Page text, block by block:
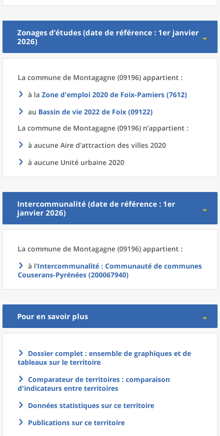
Zonages d’études (date de référence : 1er janvier
2026)
La commune de Montagagne (09196) appartient :
à la Zone d'emploi 2020 de Foix-Pamiers (7612)
au Bassin de vie 2022 de Foix (09122)
La commune de Montagagne (09196) n’appartient :
à aucune Aire d'attraction des villes 2020
à aucune Unité urbaine 2020
Intercommunalité (date de référence : 1er
janvier 2026)
La commune de Montagagne (09196) appartient :
à l'Intercommunalité : Communauté de communes
Couserans-Pyrénées (200067940)
Pour en savoir plus
Dossier complet : ensemble de graphiques et de
tableaux sur le territoire
Comparateur de territoires : comparaison
d'indicateurs entre territoires
Données statistiques sur ce territoire
Publications sur ce territoire